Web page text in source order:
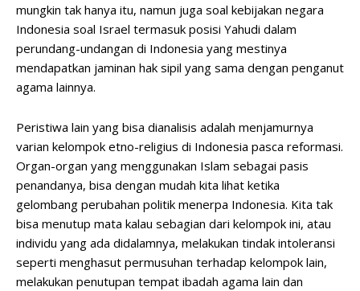
mungkin tak hanya itu, namun juga soal kebijakan negara
Indonesia soal Israel termasuk posisi Yahudi dalam
perundang-undangan di Indonesia yang mestinya
mendapatkan jaminan hak sipil yang sama dengan penganut
agama lainnya.
Peristiwa lain yang bisa dianalisis adalah menjamurnya
varian kelompok etno-religius di Indonesia pasca reformasi.
Organ-organ yang menggunakan Islam sebagai pasis
penandanya, bisa dengan mudah kita lihat ketika
gelombang perubahan politik menerpa Indonesia. Kita tak
bisa menutup mata kalau sebagian dari kelompok ini, atau
individu yang ada didalamnya, melakukan tindak intoleransi
seperti menghasut permusuhan terhadap kelompok lain,
melakukan penutupan tempat ibadah agama lain dan